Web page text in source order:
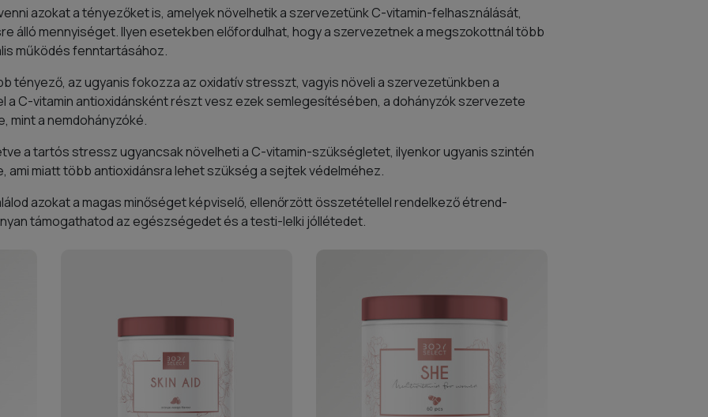
azokat a tényezőket is, amelyek növelhetik a szervezetünk C-vitamin-felhasználását,
álló mennyiséget. Ilyen esetekben előfordulhat, hogy a szervezetnek a megszokottnál több
működés fenntartásához.
tényező, az ugyanis fokozza az oxidatív stresszt, vagyis növeli a szervezetünkben a
a C-vitamin antioxidánsként részt vesz ezek semlegesítésében, a dohányzók szervezete
mint a nemdohányzóké.
a tartós stressz ugyancsak növelheti a C-vitamin-szükségletet, ilyenkor ugyanis szintén
ami miatt több antioxidánsra lehet szükség a sejtek védelméhez.
azokat a magas minőséget képviselő, ellenőrzött összetétellel rendelkező étrend-
támogathatod az egészségedet és a testi-lelki jóllétedet.